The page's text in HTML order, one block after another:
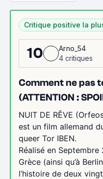
Critique positive la
10
Arno_54
4 critiques
Comment ne pas
(ATTENTION :
NUIT DE RÊVE
est un film allemand
queer Tor IBEN.
Réalisé en
Grèce (ainsi qu’à
l’histoire de deux